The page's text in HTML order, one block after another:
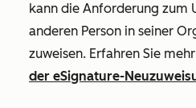
kann die Anforderung zum
anderen Person in seiner
zuweisen. Erfahren Sie
der eSignature-